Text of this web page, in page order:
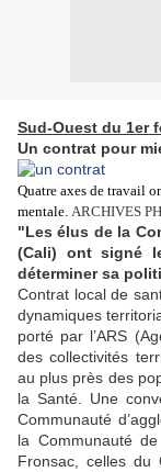
Sud-Ouest du 1er
Un contrat pour
Quatre axes de travail
mentale. ARCHIVES
"Les élus de la
(Cali) ont signé
déterminer sa
Contrat local de
dynamiques
porté par l’ARS
des collectivités
au plus près des
la Santé. Une
Communauté
la Communauté
Fronsac, celles du